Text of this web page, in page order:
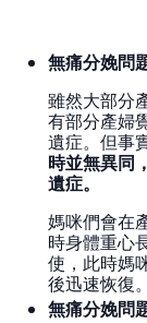
無痛分娩問
雖然大部分
有部分產婦
遺症。但事
時並無異同
遺症。
媽咪們會在
時身體重心
使，此時媽
後迅速恢復。
無痛分娩問